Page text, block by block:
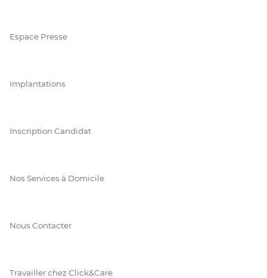
Espace Presse
Implantations
Inscription Candidat
Nos Services à Domicile
Nous Contacter
Travailler chez Click&Care